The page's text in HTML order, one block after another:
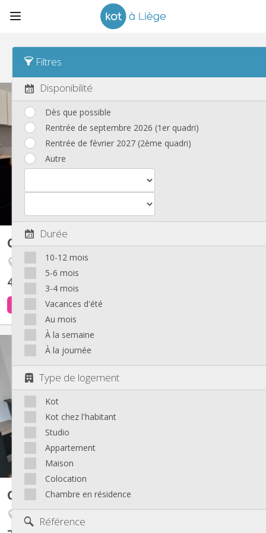
Filtres
Disponibilité
Dès que possible
Rentrée de septembre 2026 (1er quadri)
Rentrée de février 2027 (2ème quadri)
Autre
Durée
10-12 mois
5-6 mois
3-4 mois
Vacances d'été
Au mois
À la semaine
À la journée
Type de logement
Kot
Kot chez l'habitant
Studio
Appartement
Maison
Colocation
Chambre en résidence
Référence
Tri
Nouvelles annonces
Colocation55 m²
Outremeuse
450 €
il y a 3 jours 1 sept.
neuf. Près du centre ville. 15 min à pied de HEPL (Barbou) et
Saint-Luc. 1 des 2 chambres en colocation avec salle de douche
et WC privatif. En commun: cuisine équipée ( taque vitro, hotte,
Colocation 40 m²
Fétinne / Longdoz / Vennes